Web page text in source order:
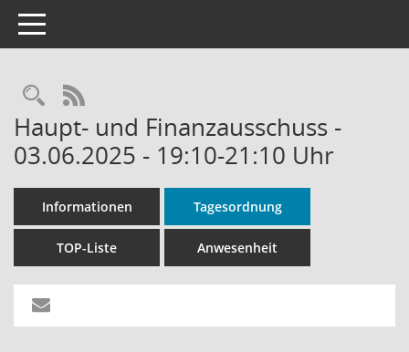
Toggle navigation
Rechercheauswahl
RSS-Feed
Haupt- und Finanzausschuss -
03.06.2025 - 19:10-21:10 Uhr
Informationen Tagesordnung
TOP-Liste Anwesenheit